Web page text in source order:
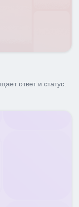
ответ и статус.